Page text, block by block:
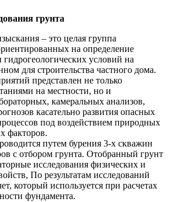
грунта
– это целая группа
на определение
гидрогеологических условий на
для строительства частного дома.
представлен не только
на местности, но и
камеральных анализов,
касательно развития опасных
под воздействием природных
факторов.
путем бурения 3-х скважин
с отбором грунта. Отобранный грунт
исследования физических и
По результатам исследований
который используется при расчетах
фундамента.